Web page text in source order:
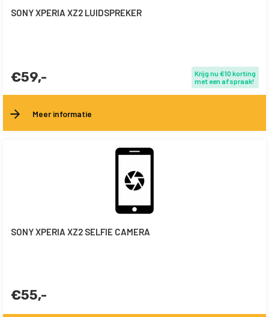
SONY XPERIA XZ2 LUIDSPREKER
€59,-
Krijg nu €10 korting
met een afspraak!
Meer informatie
SONY XPERIA XZ2 SELFIE CAMERA
€55,-